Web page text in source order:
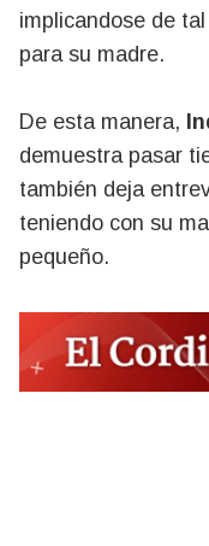
implicandose de
para su madre.
De esta manera,
demuestra pasar
también deja
teniendo con su
pequeño.